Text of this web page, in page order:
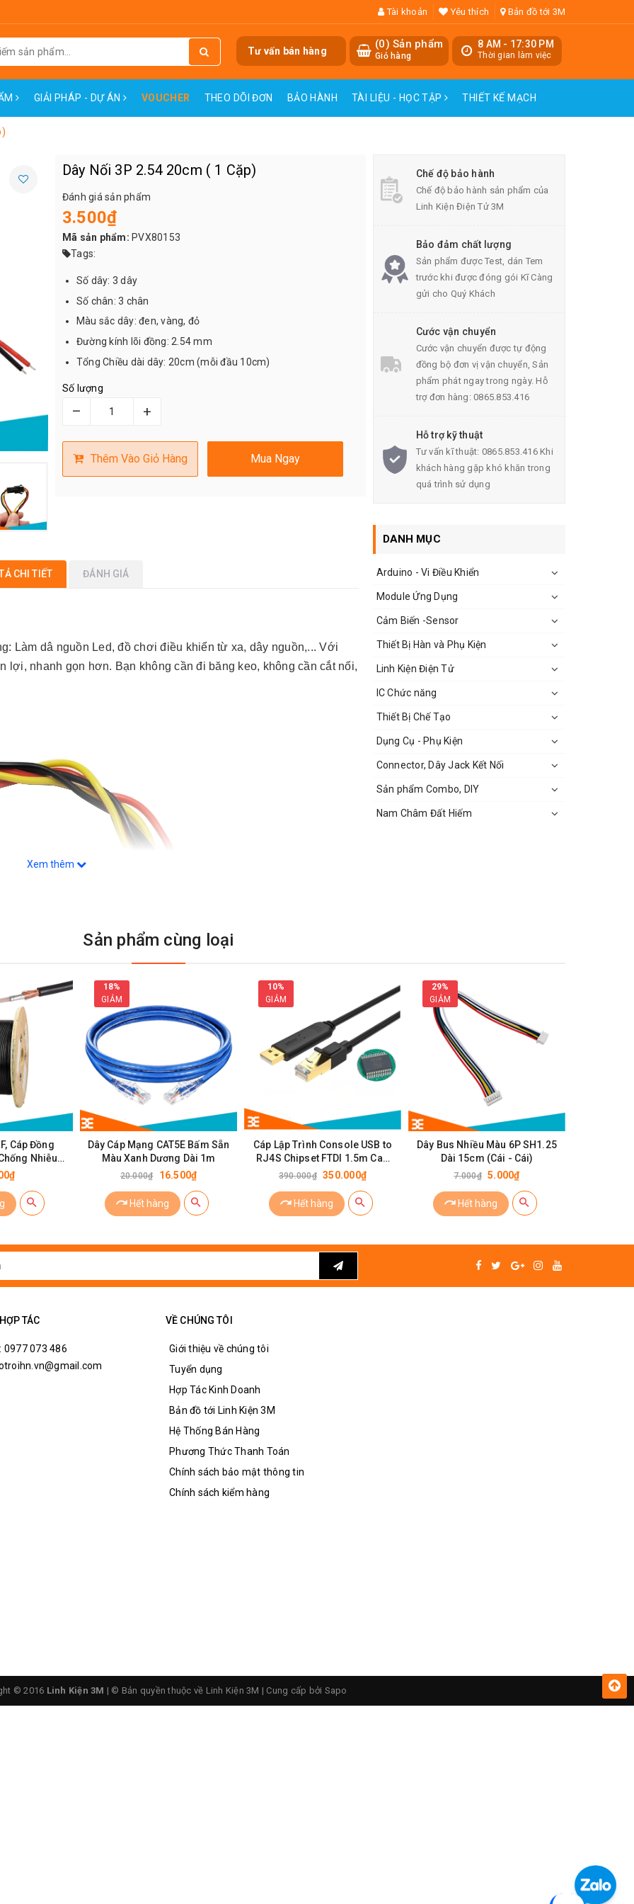
Tài khoản Yêu thích Bản đồ tới 3M
8 AM - 17:30 PM
Thời gian làm việc
(0) Sản phẩm
Giỏ hàng
Tư vấn bán hàng
GIẢI PHÁP - DỰ ÁN VOUCHER THEO DÕI ĐƠN BẢO HÀNH TÀI LIỆU - HỌC TẬP THIẾT KẾ MẠCH
Dây Nối 3P 2.54 20cm ( 1 Cặp)
Đánh giá sản phẩm
3.500₫
Mã sản phẩm: PVX80153
Tags:
Số dây: 3 dây
Số chân: 3 chân
Màu sắc dây: đen, vàng, đỏ
Đường kính lõi đồng: 2.54 mm
Tổng Chiều dài dây: 20cm (mỗi đầu 10cm)
Số lượng
– +
Thêm Vào Giỏ Hàng Mua Ngay
CHI TIẾT ĐÁNH GIÁ
Làm dâ nguồn Led, đồ chơi điều khiển từ xa, dây nguồn,... Với
lợi, nhanh gọn hơn. Bạn không cần đi băng keo, không cần cắt nối,
Dây Nối 3P 2.54
Xem thêm
Chế độ bảo hành
Chế độ bảo hành sản phẩm của
Linh Kiện Điện Tử 3M
Bảo đảm chất lượng
Sản phẩm được Test, dán Tem
trước khi được đóng gói Kĩ Càng
gửi cho Quý Khách
Cước vận chuyển
Cước vận chuyển được tự động
đồng bộ đơn vị vận chuyển, Sản
phẩm phát ngay trong ngày. Hỗ
trợ đơn hàng: 0865.853.416
Hỗ trợ kỹ thuật
Tư vấn kĩ thuật: 0865.853.416 Khi
khách hàng gặp khó khăn trong
quá trình sử dụng
DANH MỤC
Arduino - Vi Điều Khiển
Module Ứng Dụng
Cảm Biến -Sensor
Thiết Bị Hàn và Phụ Kiện
Linh Kiện Điện Tử
IC Chức năng
Thiết Bị Chế Tạo
Dụng Cụ - Phụ Kiện
Connector, Dây Jack Kết Nối
Sản phẩm Combo, DIY
Nam Châm Đất Hiếm
Sản phẩm cùng loại
Cáp Đồng
Nhiễu -
2.8mm
18%
GIẢM
Dây Cáp Mạng CAT5E Bấm Sẵn
Màu Xanh Dương Dài 1m
20.000₫ 16.500₫
Hết hàng
10%
GIẢM
Cáp Lập Trình Console USB to
RJ4S Chipset FTDI 1.5m Cao
Cấp
390.000₫ 350.000₫
Hết hàng
29%
GIẢM
Dây Bus Nhiều Màu 6P SH1.25
Dài 15cm (Cái - Cái)
7.000₫ 5.000₫
Hết hàng
TÁC
0977 073 486
VỀ CHÚNG TÔI
Giới thiệu về chúng tôi
Tuyển dụng
Hợp Tác Kinh Doanh
Bản đồ tới Linh Kiện 3M
Hệ Thống Bán Hàng
Phương Thức Thanh Toán
Chính sách bảo mật thông tin
Chính sách kiểm hàng
© 2016 Linh Kiện 3M | © Bản quyền thuộc về Linh Kiện 3M | Cung cấp bởi Sapo